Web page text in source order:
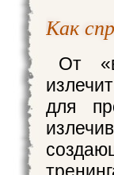
Как
От
для